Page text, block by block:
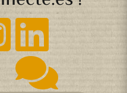

